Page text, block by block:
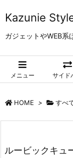
Kazunie
ガジェットやWEB系
メニュー サイド
HOME > すべ
ルービックキ